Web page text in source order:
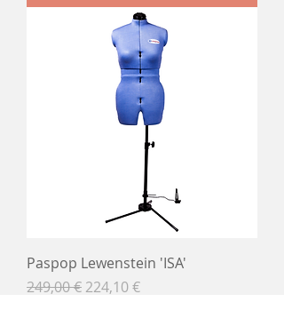
Paspop Lewenstein 'ISA'
Prix original
249,00 € Prix promotionnel
224,10 €